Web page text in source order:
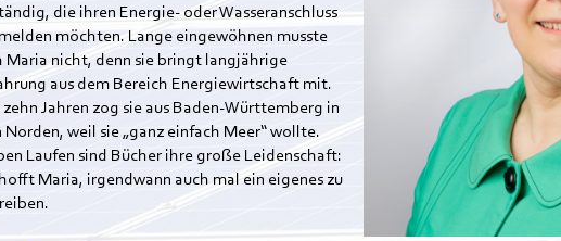
die ihren Energie- oder Wasseranschluss
möchten. Lange eingewöhnen musste
Maria nicht, denn sie bringt langjährige
aus dem Bereich Energiewirtschaft mit.
zehn Jahren zog sie aus Baden-Württemberg in
Norden, weil sie „ganz einfach Meer“ wollte.
Laufen sind Bücher ihre große Leidenschaft:
Maria, irgendwann auch mal ein eigenes zu